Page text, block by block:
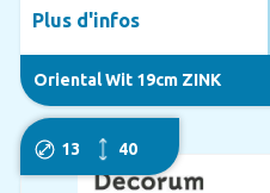
Oriental Wit 19cm ZINK
Plus d'infos
13 40